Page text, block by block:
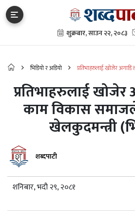
भिडियो र अडियो
प्रतिभाहरुलाई खोजेर
खेलकुदमन्त्री (भिडियो)
प्रतिभाहरुलाई खोजेर
काम विकास
खेलकुदमन्त्री
शब्दपाटी
शनिबार, भदौ २९, २०८१